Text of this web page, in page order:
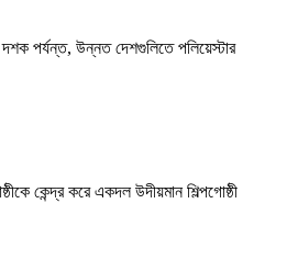
পর্যন্ত, উন্নত দেশগুলিতে পলিয়েস্টার
কেন্দ্র করে একদল উদীয়মান শিল্পগোষ্ঠী